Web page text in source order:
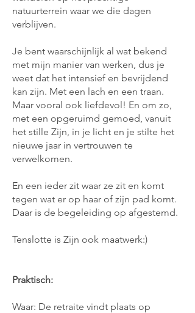
natuurterrein waar we die dagen
verblijven.
Je bent waarschijnlijk al wat bekend
met mijn manier van werken, dus je
weet dat het intensief en bevrijdend
kan zijn. Met een lach en een traan.
Maar vooral ook liefdevol! En om zo,
met een opgeruimd gemoed, vanuit
het stille Zijn, in je licht en je stilte het
nieuwe jaar in vertrouwen te
verwelkomen.
En een ieder zit waar ze zit en komt
tegen wat er op haar of zijn pad komt.
Daar is de begeleiding op afgestemd.
Tenslotte is Zijn ook maatwerk:)
Praktisch:
Waar: De retraite vindt plaats op